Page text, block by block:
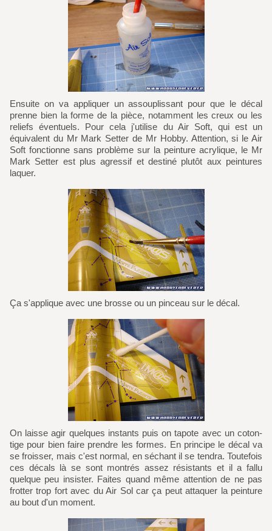
Ensuite on va appliquer un assouplissant pour que le décal
prenne bien la forme de la pièce, notamment les creux ou les
reliefs éventuels. Pour cela j'utilise du Air Soft, qui est un
équivalent du Mr Mark Setter de Mr Hobby. Attention, si le Air
Soft fonctionne sans problème sur la peinture acrylique, le Mr
Mark Setter est plus agressif et destiné plutôt aux peintures
laquer.
Ça s'applique avec une brosse ou un pinceau sur le décal.
On laisse agir quelques instants puis on tapote avec un coton-
tige pour bien faire prendre les formes. En principe le décal va
se froisser, mais c'est normal, en séchant il se tendra. Toutefois
ces décals là se sont montrés assez résistants et il a fallu
quelque peu insister. Faites quand même attention de ne pas
frotter trop fort avec du Air Sol car ça peut attaquer la peinture
au bout d'un moment.